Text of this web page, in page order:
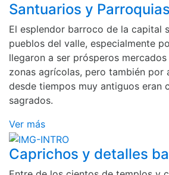
Santuarios y Parroquias
El esplendor barroco de la capital
pueblos del valle, especialmente
llegaron a ser prósperos
zonas agrícolas, pero también por
desde tiempos muy antiguos eran
sagrados.
Ver más
Caprichos y detalles